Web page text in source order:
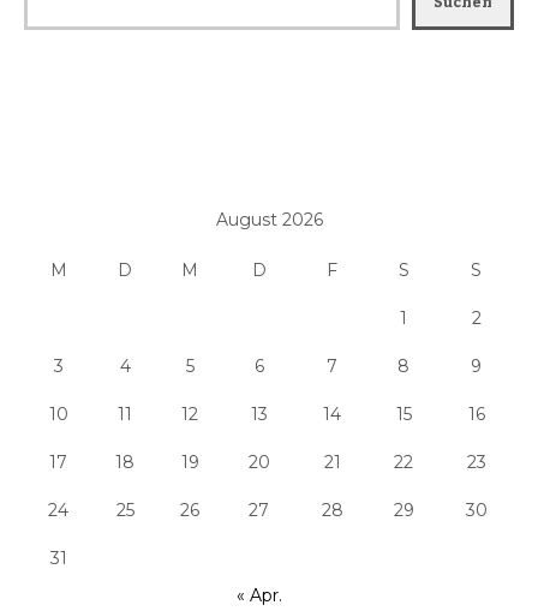
August 2026
M D M D F S S
1 2
3 4 5 6 7 8 9
10 11 12 13 14 15 16
17 18 19 20 21 22 23
24 25 26 27 28 29 30
31
« Apr.